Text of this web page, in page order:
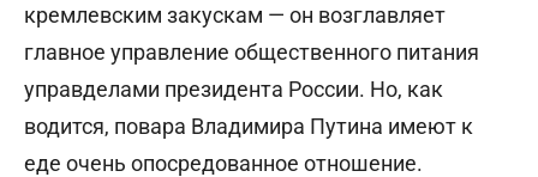
кремлевским закускам — он возглавляет
главное управление общественного питания
управделами президента России. Но, как
водится, повара Владимира Путина имеют к
еде очень опосредованное отношение.